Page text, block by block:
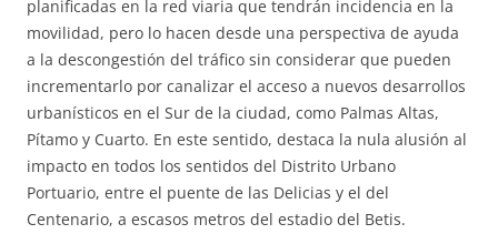
planificadas en la red viaria que tendrán incidencia en la
movilidad, pero lo hacen desde una perspectiva de ayuda
a la descongestión del tráfico sin considerar que pueden
incrementarlo por canalizar el acceso a nuevos desarrollos
urbanísticos en el Sur de la ciudad, como Palmas Altas,
Pítamo y Cuarto. En este sentido, destaca la nula alusión al
impacto en todos los sentidos del Distrito Urbano
Portuario, entre el puente de las Delicias y el del
Centenario, a escasos metros del estadio del Betis.